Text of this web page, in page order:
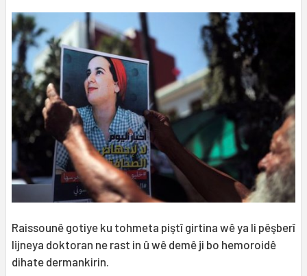
Raissounê gotiye ku tohmeta piştî girtina wê ya li pêşberî
lijneya doktoran ne rast in û wê demê ji bo hemoroidê
dihate dermankirin.